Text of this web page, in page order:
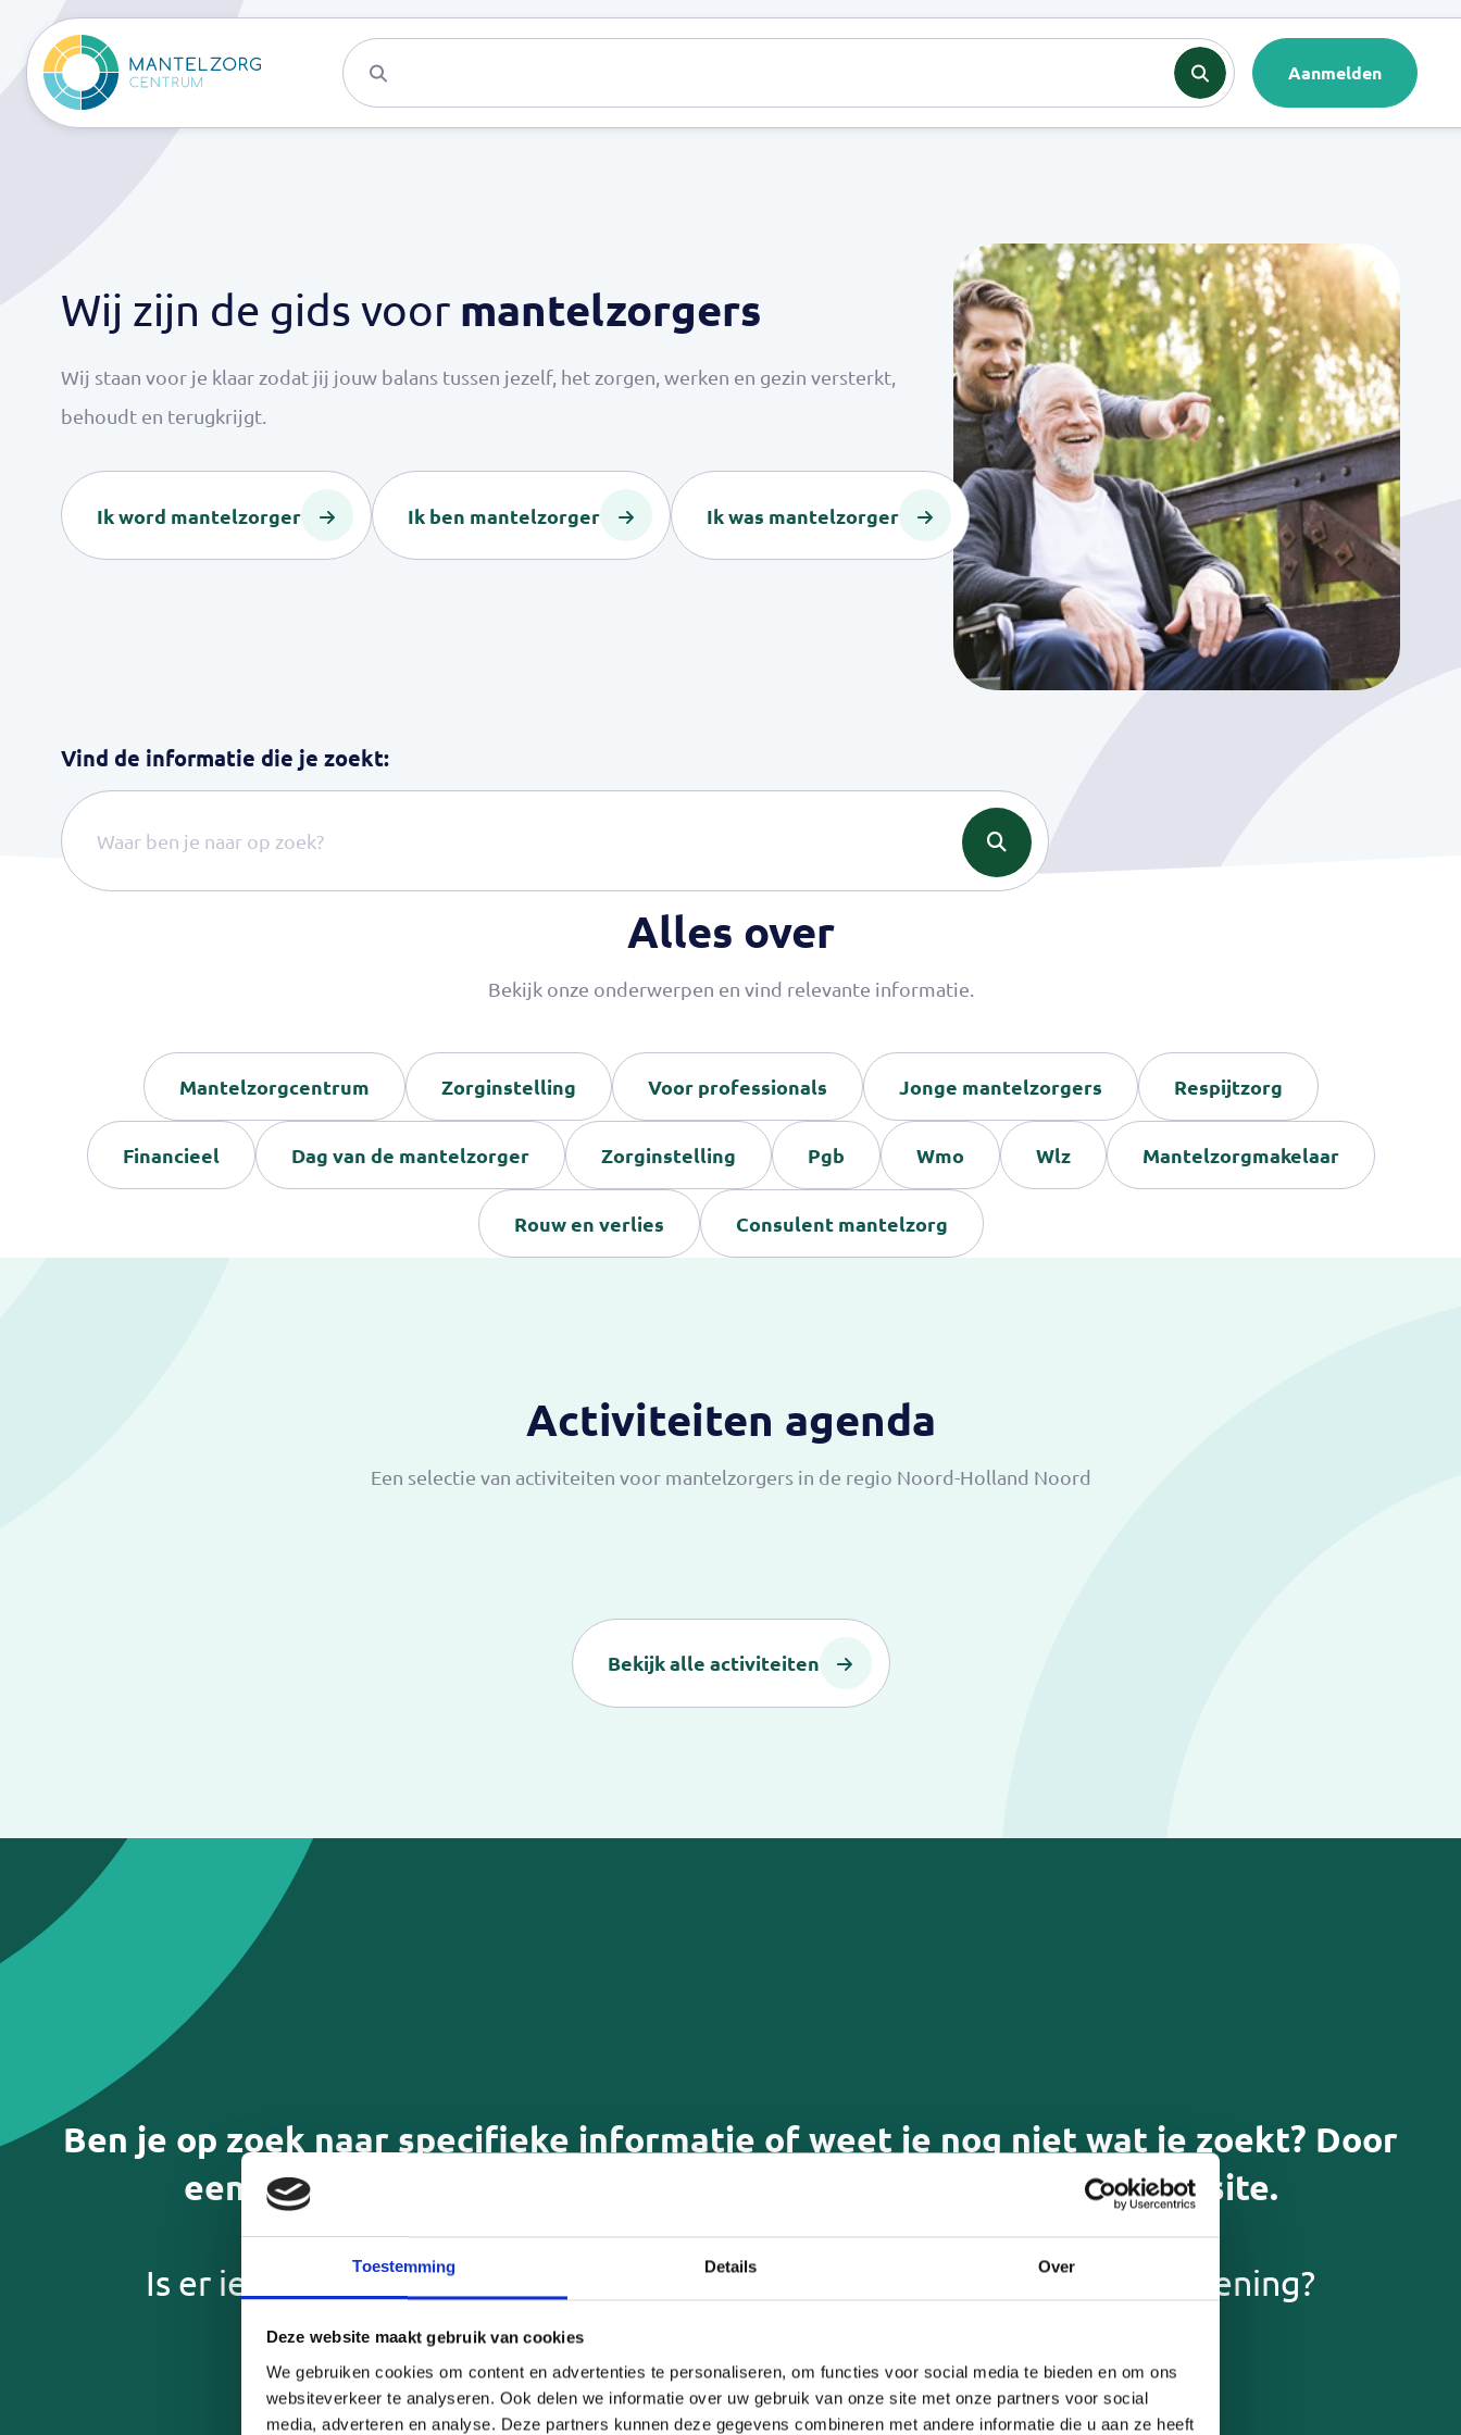
Toestemming Details Over
Deze website maakt gebruik van cookies
We gebruiken cookies om content en advertenties te personaliseren, om functies voor social media te bieden en om ons
websiteverkeer te analyseren. Ook delen we informatie over uw gebruik van onze site met onze partners voor social
media, adverteren en analyse. Deze partners kunnen deze gegevens combineren met andere informatie die u aan ze heeft
Aanmelden
Wij zijn de gids voor mantelzorgers
Wij staan voor je klaar zodat jij jouw balans tussen jezelf, het zorgen, werken en gezin versterkt,
behoudt en terugkrijgt.
Ik word mantelzorger Ik ben mantelzorger Ik was mantelzorger
Vind de informatie die je zoekt:
Alles over
Bekijk onze onderwerpen en vind relevante informatie.
Mantelzorgcentrum Zorginstelling Voor professionals Jonge mantelzorgers Respijtzorg
Financieel Dag van de mantelzorger Zorginstelling Pgb Wmo Wlz Mantelzorgmakelaar
Rouw en verlies Consulent mantelzorg
Activiteiten agenda
Een selectie van activiteiten voor mantelzorgers in de regio Noord-Holland Noord
Bekijk alle activiteiten
Ben je op zoek naar specifieke informatie of weet je nog niet wat je zoekt? Door
een paar vragen te beantwoorden leiden we je door onze website.
Is er iemand in jouw omgeving langdurig ziek of heeft die een aandoening?
Eigen bijdrage
Respijtzorg (even vrij of vakantie voor
mantelzorgers)
Persoonlijke ondersteuning/hulp om het zorgen wat
lichter te maken
Persoonlijke ondersteuning/ hulp om zaken uit te
zoeken, regelen of berekenen